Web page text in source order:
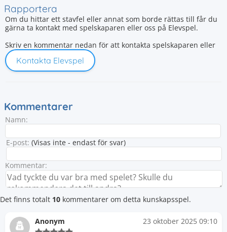
Rapportera
Om du hittar ett stavfel eller annat som borde rättas till får du
gärna ta kontakt med spelskaparen eller oss på Elevspel.
Skriv en kommentar nedan för att kontakta spelskaparen eller
Kontakta Elevspel
Kommentarer
Namn:
E-post: (Visas inte - endast för svar)
Kommentar:
Det finns totalt 10 kommentarer om detta kunskapsspel.
Anonym 23 oktober 2025 09:10